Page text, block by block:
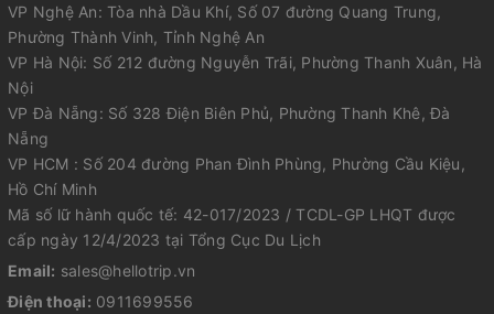
VP Nghệ An: Tòa nhà Dầu Khí, Số 07 đường Quang Trung,
Phường Thành Vinh, Tỉnh Nghệ An
VP Hà Nội: Số 212 đường Nguyễn Trãi, Phường Thanh Xuân, Hà
Nội
VP Đà Nẵng: Số 328 Điện Biên Phủ, Phường Thanh Khê, Đà
Nẵng
VP HCM : Số 204 đường Phan Đình Phùng, Phường Cầu Kiệu,
Hồ Chí Minh
Mã số lữ hành quốc tế: 42-017/2023 / TCDL-GP LHQT được
cấp ngày 12/4/2023 tại Tổng Cục Du Lịch
Email: sales@hellotrip.vn
Điện thoại: 0911699556